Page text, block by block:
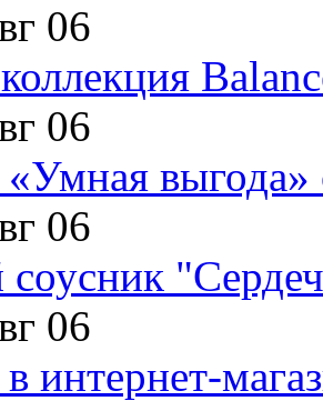
06
06
выгода»
06
06
интернет-